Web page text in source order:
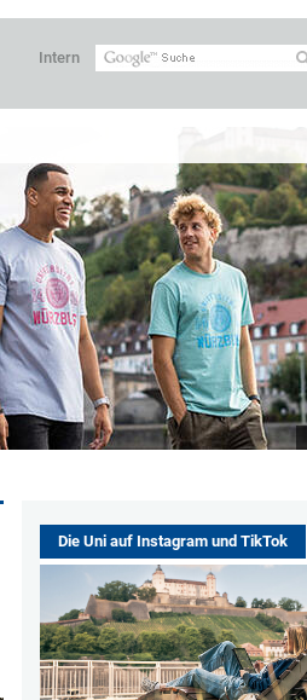
Intern
Die Uni auf Instagram und TikTok